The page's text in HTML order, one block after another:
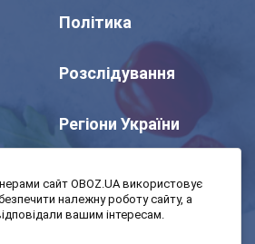
Політика
Розслідування
Регіони України
сайт OBOZ.UA використовує
належну роботу сайту, а
вашим інтересам.